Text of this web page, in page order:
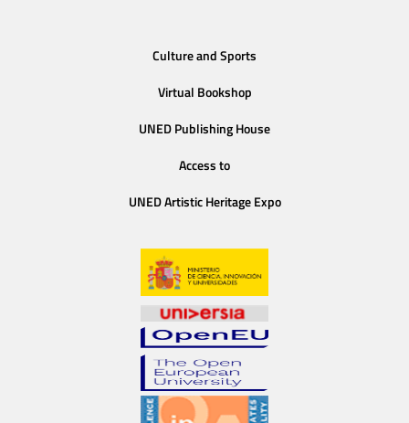
Culture and Sports
Virtual Bookshop
UNED Publishing House
Access to
UNED Artistic Heritage Expo